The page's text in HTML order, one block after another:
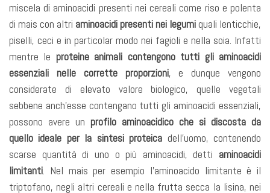
miscela di aminoacidi presenti nei cereali come riso e polenta
di mais con altri aminoacidi presenti nei legumiquali lenticchie,
piselli, ceci e in particolar modo nei fagioli e nella soia. Infatti
mentre le proteine animali contengono tutti gli aminoacidi
essenziali nelle corrette proporzioni, e dunque vengono
considerate di elevato valore biologico, quelle vegetali
sebbene anch’esse contengano tutti gli aminoacidi essenziali,
possono avere un profilo aminoacidico che si discosta da
quello ideale per la sintesi proteica dell’uomo, contenendo
scarse quantità di uno o più aminoacidi, detti aminoacidi
limitanti. Nel mais per esempio l’aminoacido limitante è il
triptofano, negli altri cereali e nella frutta secca la lisina, nei